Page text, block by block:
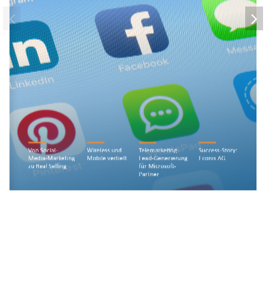
Von Social-
Media-Marketing
zu Real Selling
Wireless und
Mobile vertieft
Success-Story:
Econis AG
Telemarketing-
Lead-Generierung
für Microsoft-
Partner